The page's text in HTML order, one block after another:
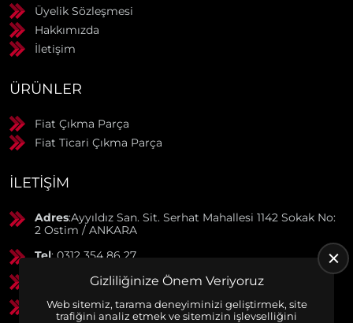
Üyelik Sözleşmesi
Hakkımızda
İletişim
ÜRÜNLER
Fiat Çıkma Parça
Fiat Ticari Çıkma Parça
İLETIŞIM
Adres:Ayyıldız San. Sit. Serhat Mahallesi 1142 Sokak No:
2 Ostim / ANKARA
Tel: 0312 354 86 27
: 0506 369 50 55
GSM: 0553 790 38 01
Gizliliğinize Önem Veriyoruz
Web sitemiz, tarama deneyiminizi geliştirmek, site
trafiğini analiz etmek ve sitemizin işlevselliğini